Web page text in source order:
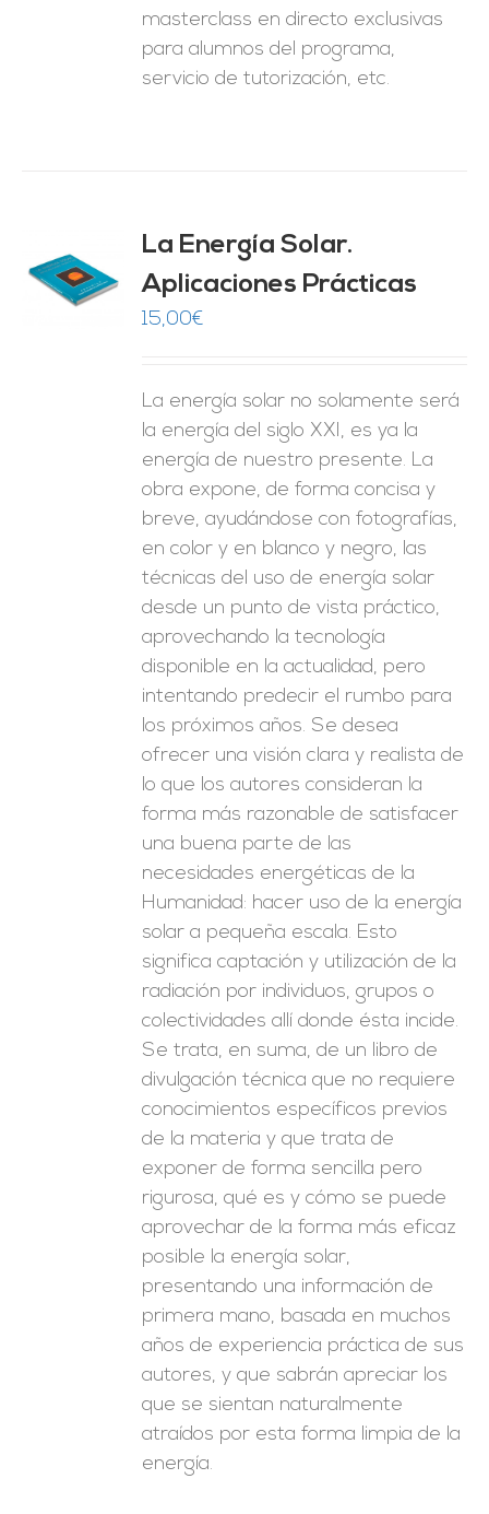
masterclass en directo exclusivas
para alumnos del programa,
servicio de tutorización, etc.
La Energía Solar.
Aplicaciones Prácticas
15,00€
La energía solar no solamente será
la energía del siglo XXI, es ya la
energía de nuestro presente. La
obra expone, de forma concisa y
breve, ayudándose con fotografías,
en color y en blanco y negro, las
técnicas del uso de energía solar
desde un punto de vista práctico,
aprovechando la tecnología
disponible en la actualidad, pero
intentando predecir el rumbo para
los próximos años. Se desea
ofrecer una visión clara y realista de
lo que los autores consideran la
forma más razonable de satisfacer
una buena parte de las
necesidades energéticas de la
Humanidad: hacer uso de la energía
solar a pequeña escala. Esto
significa captación y utilización de la
radiación por individuos, grupos o
colectividades allí donde ésta incide.
Se trata, en suma, de un libro de
divulgación técnica que no requiere
conocimientos específicos previos
de la materia y que trata de
exponer de forma sencilla pero
rigurosa, qué es y cómo se puede
aprovechar de la forma más eficaz
posible la energía solar,
presentando una información de
primera mano, basada en muchos
años de experiencia práctica de sus
autores, y que sabrán apreciar los
que se sientan naturalmente
atraídos por esta forma limpia de la
energía.